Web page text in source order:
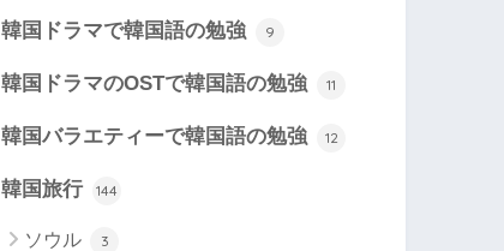
韓国ドラマで韓国語の勉強 9
韓国ドラマのOSTで韓国語の勉強 11
韓国バラエティーで韓国語の勉強 12
韓国旅行 144
ソウル 3